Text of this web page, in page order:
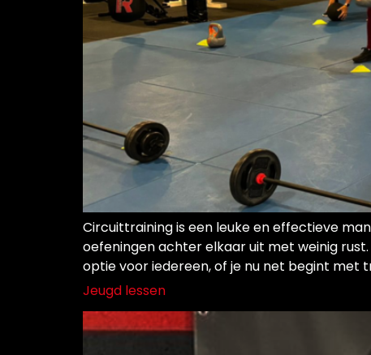
Circuittraining is een leuke en effectieve
oefeningen achter elkaar uit met weinig
optie voor iedereen, of je nu net begint met
Jeugd lessen